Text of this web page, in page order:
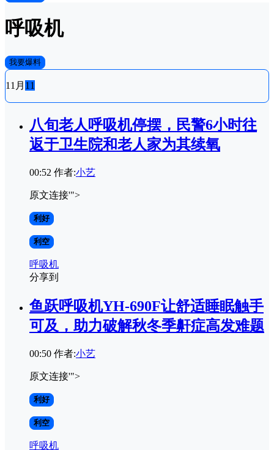
呼吸机
我要爆料
11月 11
八旬老人呼吸机停摆，民警6小时往
返于卫生院和老人家为其续氧
00:52 作者:小艺
原文连接'">
利好
利空
呼吸机
分享到
鱼跃呼吸机YH-690F让舒适睡眠触手
可及，助力破解秋冬季鼾症高发难题
00:50 作者:小艺
原文连接'">
利好
利空
呼吸机